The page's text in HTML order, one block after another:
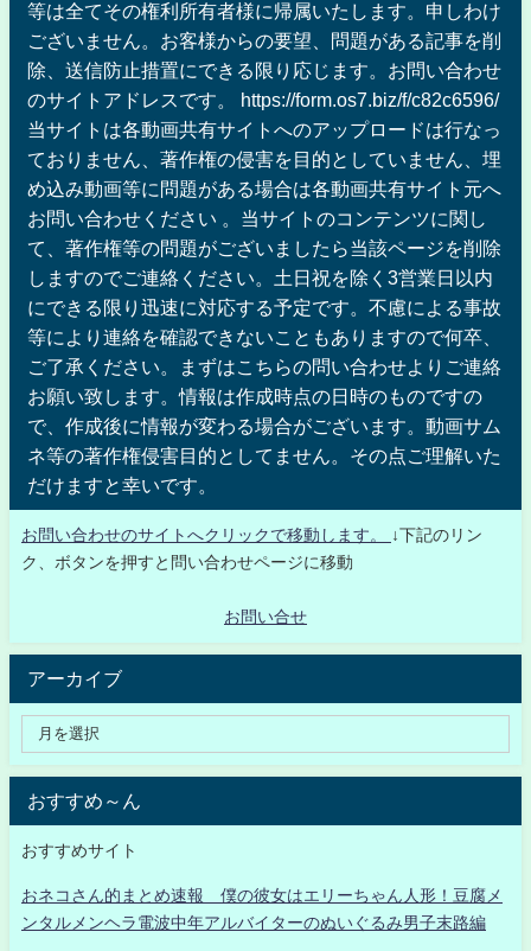
等は全てその権利所有者様に帰属いたします。申しわけ
ございません。お客様からの要望、問題がある記事を削
除、送信防止措置にできる限り応じます。お問い合わせ
のサイトアドレスです。 https://form.os7.biz/f/c82c6596/
当サイトは各動画共有サイトへのアップロードは行なっ
ておりません、著作権の侵害を目的としていません、埋
め込み動画等に問題がある場合は各動画共有サイト元へ
お問い合わせください 。当サイトのコンテンツに関し
て、著作権等の問題がございましたら当該ページを削除
しますのでご連絡ください。土日祝を除く3営業日以内
にできる限り迅速に対応する予定です。不慮による事故
等により連絡を確認できないこともありますので何卒、
ご了承ください。まずはこちらの問い合わせよりご連絡
お願い致します。情報は作成時点の日時のものですの
で、作成後に情報が変わる場合がございます。動画サム
ネ等の著作権侵害目的としてません。その点ご理解いた
だけますと幸いです。
お問い合わせのサイトへクリックで移動します。
↓下記のリン
ク、ボタンを押すと問い合わせページに移動
お問い合せ
アーカイブ
おすすめ～ん
おすすめサイト
おネコさん的まとめ速報 僕の彼女はエリーちゃん人形！豆腐メ
ンタルメンヘラ電波中年アルバイターのぬいぐるみ男子末路編